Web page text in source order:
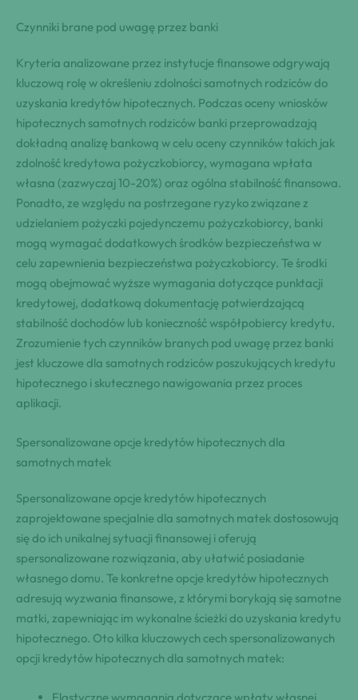
Czynniki brane pod uwagę przez banki
Kryteria analizowane przez instytucje finansowe odgrywają
kluczową rolę w określeniu zdolności samotnych rodziców do
uzyskania kredytów hipotecznych. Podczas oceny wniosków
hipotecznych samotnych rodziców banki przeprowadzają
dokładną analizę bankową w celu oceny czynników takich jak
zdolność kredytowa pożyczkobiorcy, wymagana wpłata
własna (zazwyczaj 10-20%) oraz ogólna stabilność finansowa.
Ponadto, ze względu na postrzegane ryzyko związane z
udzielaniem pożyczki pojedynczemu pożyczkobiorcy, banki
mogą wymagać dodatkowych środków bezpieczeństwa w
celu zapewnienia bezpieczeństwa pożyczkobiorcy. Te środki
mogą obejmować wyższe wymagania dotyczące punktacji
kredytowej, dodatkową dokumentację potwierdzającą
stabilność dochodów lub konieczność współpobiercy kredytu.
Zrozumienie tych czynników branych pod uwagę przez banki
jest kluczowe dla samotnych rodziców poszukujących kredytu
hipotecznego i skutecznego nawigowania przez proces
aplikacji.
Spersonalizowane opcje kredytów hipotecznych dla
samotnych matek
Spersonalizowane opcje kredytów hipotecznych
zaprojektowane specjalnie dla samotnych matek dostosowują
się do ich unikalnej sytuacji finansowej i oferują
spersonalizowane rozwiązania, aby ułatwić posiadanie
własnego domu. Te konkretne opcje kredytów hipotecznych
adresują wyzwania finansowe, z którymi borykają się samotne
matki, zapewniając im wykonalne ścieżki do uzyskania kredytu
hipotecznego. Oto kilka kluczowych cech spersonalizowanych
opcji kredytów hipotecznych dla samotnych matek: